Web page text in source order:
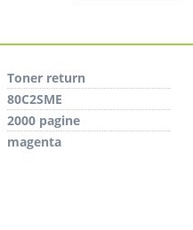
Toner return
80C2SME
2000 pagine
magenta